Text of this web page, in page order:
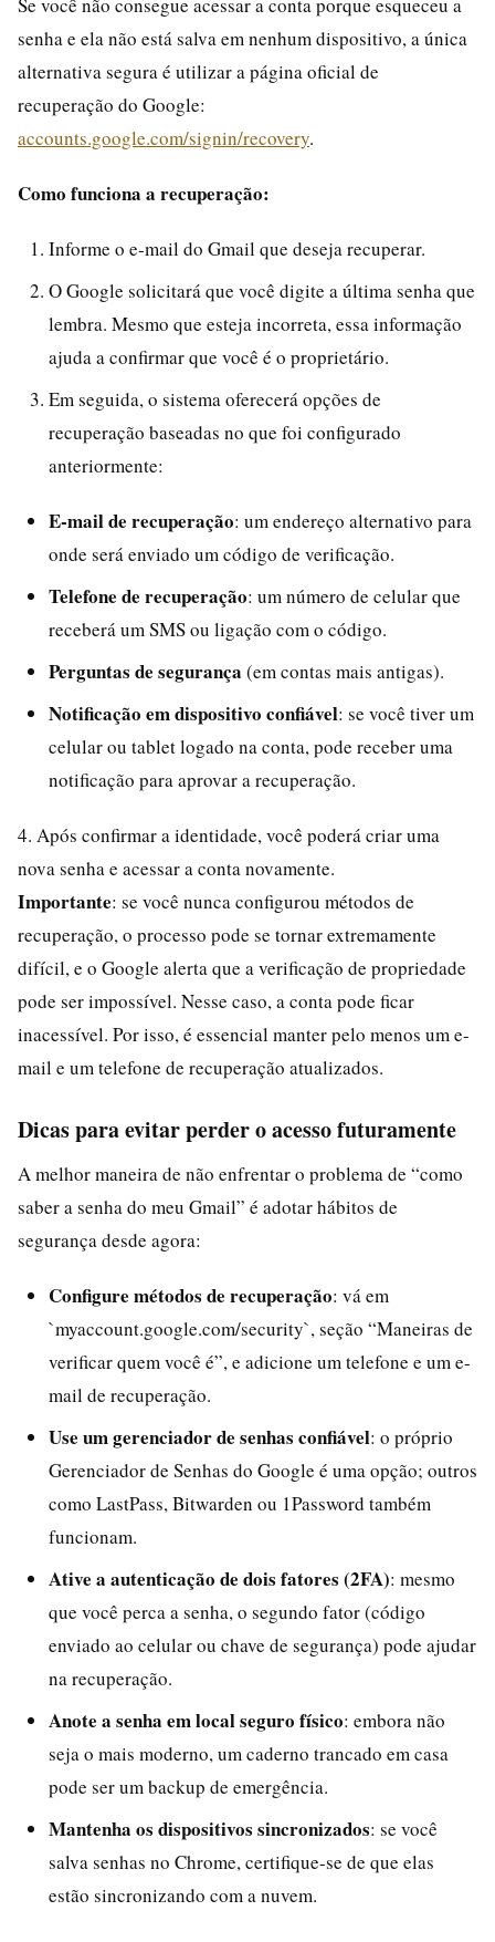
senha e ela não está salva em nenhum dispositivo, a única
alternativa segura é utilizar a página oficial de
recuperação do Google:
accounts.google.com/signin/recovery.
Como funciona a recuperação:
Informe o e-mail do Gmail que deseja recuperar.
O Google solicitará que você digite a última senha que
lembra. Mesmo que esteja incorreta, essa informação
ajuda a confirmar que você é o proprietário.
Em seguida, o sistema oferecerá opções de
recuperação baseadas no que foi configurado
anteriormente:
E-mail de recuperação: um endereço alternativo para
onde será enviado um código de verificação.
Telefone de recuperação: um número de celular que
receberá um SMS ou ligação com o código.
Perguntas de segurança (em contas mais antigas).
Notificação em dispositivo confiável: se você tiver um
celular ou tablet logado na conta, pode receber uma
notificação para aprovar a recuperação.
4. Após confirmar a identidade, você poderá criar uma
nova senha e acessar a conta novamente.
Importante: se você nunca configurou métodos de
recuperação, o processo pode se tornar extremamente
difícil, e o Google alerta que a verificação de propriedade
pode ser impossível. Nesse caso, a conta pode ficar
inacessível. Por isso, é essencial manter pelo menos um e-
mail e um telefone de recuperação atualizados.
Dicas para evitar perder o acesso futuramente
A melhor maneira de não enfrentar o problema de “como
saber a senha do meu Gmail” é adotar hábitos de
segurança desde agora:
Configure métodos de recuperação: vá em
`myaccount.google.com/security`, seção “Maneiras de
verificar quem você é”, e adicione um telefone e um e-
mail de recuperação.
Use um gerenciador de senhas confiável: o próprio
Gerenciador de Senhas do Google é uma opção; outros
como LastPass, Bitwarden ou 1Password também
funcionam.
Ative a autenticação de dois fatores (2FA): mesmo
que você perca a senha, o segundo fator (código
enviado ao celular ou chave de segurança) pode ajudar
na recuperação.
Anote a senha em local seguro físico: embora não
seja o mais moderno, um caderno trancado em casa
pode ser um backup de emergência.
Mantenha os dispositivos sincronizados: se você
salva senhas no Chrome, certifique-se de que elas
estão sincronizando com a nuvem.